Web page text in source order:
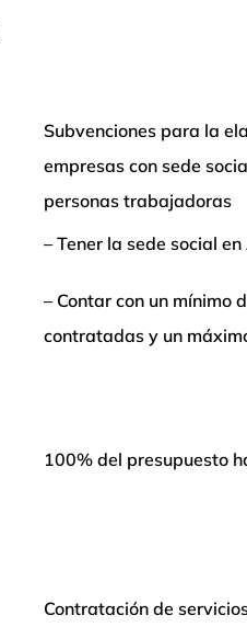
Subvenciones para la
empresas con sede
personas trabajadoras
– Tener la sede social
– Contar con un mínimo
contratadas y un
100% del presupuesto
Contratación de